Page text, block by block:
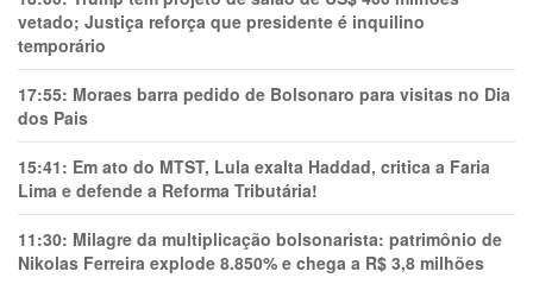
vetado; Justiça reforça que presidente é inquilino
temporário
17:55: Moraes barra pedido de Bolsonaro para visitas no Dia
dos Pais
15:41: Em ato do MTST, Lula exalta Haddad, critica a Faria
Lima e defende a Reforma Tributária!
11:30: Milagre da multiplicação bolsonarista: patrimônio de
Nikolas Ferreira explode 8.850% e chega a R$ 3,8 milhões